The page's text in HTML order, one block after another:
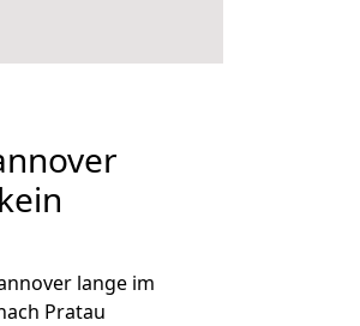
lange im
Pratau